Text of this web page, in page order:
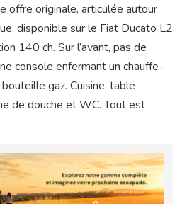
offre originale, articulée autour
disponible sur le Fiat Ducato L2
140 ch. Sur l’avant, pas de
console enfermant un chauffe-
gaz. Cuisine, table
de douche et WC. Tout est